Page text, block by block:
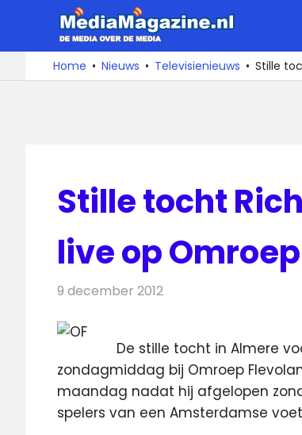
de
De
media
over
Home Nieuws Televisienieuws Stille
Stille tocht
live op
9 december 2012
De stille tocht in Almere
zondagmiddag bij Omroep
maandag nadat hij afgelopen
spelers van een Amsterdamse